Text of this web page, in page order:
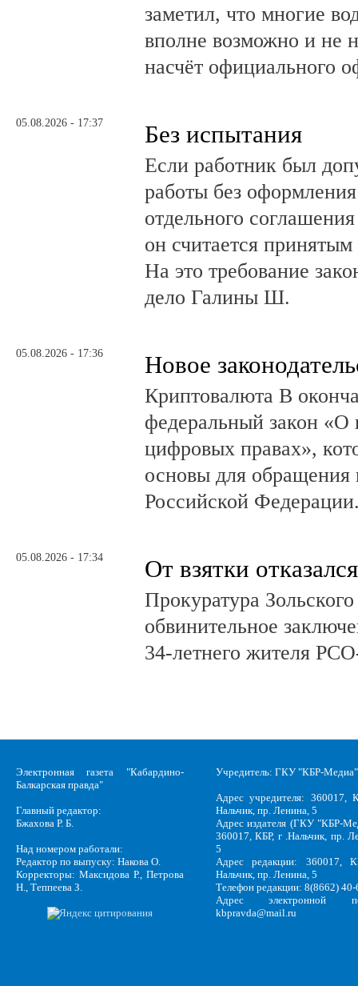
заметил, что многие
вполне возможно и не
насчёт официального
05.08.2026 - 17:37 Без испытания
Если работник был
работы без
отдельного
он считается
На это требование
дело Галины Ш.
05.08.2026 - 17:36 Новое
Криптовалюта В
федеральный закон «О
цифровых правах»,
основы для обращения
Российской
05.08.2026 - 17:34 От взятки отказался
Прокуратура
обвинительное
34-летнего жителя
Электронная газета "Кабардино-
Балкарская правда"
Главный редактор:
Бжахова Р. Б.
Над номером работали:
Редактор по выпуску: Накова О.
Корректоры: Максидова Р., Петрова
Н., Теппеева З.
Учредитель: ГКУ "КБР-Медиа"
Адрес учредителя: 360017,
Нальчик, пр. Ленина, 5
Адрес издателя (ГКУ "КБР-
360017, КБР, г .Нальчик, пр.
5
Адрес редакции: 360017,
Нальчик, пр. Ленина, 5
Телефон редакции: 8(8662)
Адрес электронной
kbpravda@mail.ru